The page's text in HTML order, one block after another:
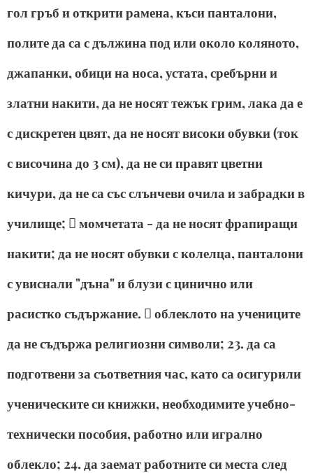
гол гръб и открити рамена, къси панталони,
полите да са с дължина под или около коляното,
джапанки, обици на носа, устата, сребърни и
златни накити, да не носят тежък грим, лака да е
с дискретен цвят, да не носят високи обувки (ток
с височина до 3 см), да не си правят цветни
кичури, да не са със слънчеви очила и забрадки в
училище;  момчетата - да не носят фрапиращи
накити; да не носят обувки с колелца, панталони
с увиснали "дъна" и блузи с цинично или
расистко съдържание.  облеклото на учениците
да не съдържа религиозни символи; 23. да са
подготвени за съответния час, като са осигурили
ученическите си книжки, необходимите учебно-
технически пособия, работно или игрално
облекло; 24. да заемат работните си места след